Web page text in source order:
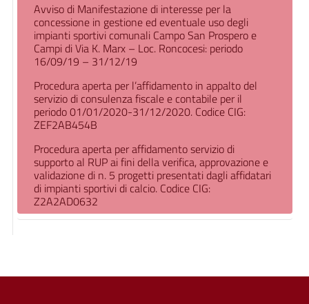
Avviso di Manifestazione di interesse per la
concessione in gestione ed eventuale uso degli
impianti sportivi comunali Campo San Prospero e
Campi di Via K. Marx – Loc. Roncocesi: periodo
16/09/19 – 31/12/19
Procedura aperta per l’affidamento in appalto del
servizio di consulenza fiscale e contabile per il
periodo 01/01/2020-31/12/2020. Codice CIG:
ZEF2AB454B
Procedura aperta per affidamento servizio di
supporto al RUP ai fini della verifica, approvazione e
validazione di n. 5 progetti presentati dagli affidatari
di impianti sportivi di calcio. Codice CIG:
Z2A2AD0632